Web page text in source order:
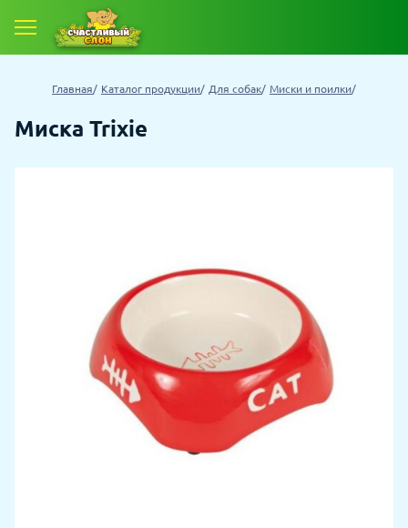
Главная Каталог продукции Для собак Миски и поилки
Миска Trixie